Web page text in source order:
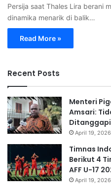
Persija saat Thales Lira berani
dinamika menarik di balik…
Read More »
Recent Posts
Menteri
Amsari:
April 19, 2026
Timnas
Berikut 4
AFF U-17
April 19, 2026